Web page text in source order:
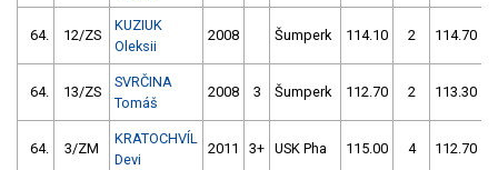
64. 12/ZS
KUZIUK
Oleksii
2008 Šumperk 114.10 2 114.70
64. 13/ZS
SVRČINA
Tomáš
2008 3 Šumperk 112.70 2 113.30
64. 3/ZM
KRATOCHVÍL
Devi
2011 3+ USK Pha 115.00 4 112.70